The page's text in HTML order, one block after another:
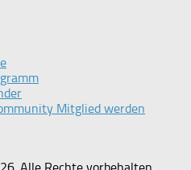
Mitglied werden